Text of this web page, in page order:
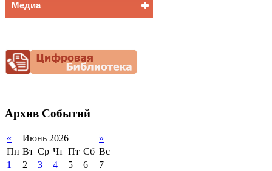
Снижение
документационной
нагрузки
Медиа
Архив Событий
« Июнь 2026
»
Пн Вт Ср Чт Пт Сб Вс
1
2 3 4 5 6
7